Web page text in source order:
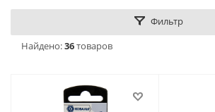
Фильтр
Найдено:36товаров